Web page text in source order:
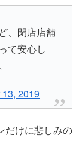
、閉店店舗
て安心し
2019
だけに悲しみの